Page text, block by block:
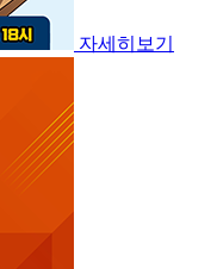
자세히보기